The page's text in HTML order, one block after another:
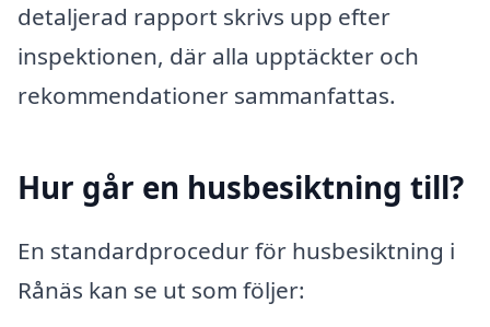
detaljerad rapport skrivs upp efter
inspektionen, där alla upptäckter och
rekommendationer sammanfattas.
Hur går en husbesiktning till?
En standardprocedur för husbesiktning i
Rånäs kan se ut som följer: